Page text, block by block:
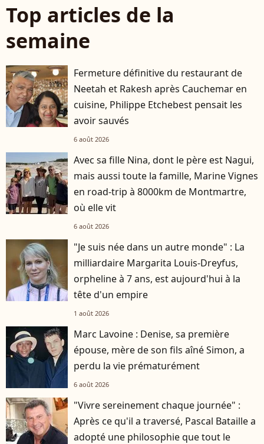
Top articles de la
semaine
Fermeture définitive du restaurant de
Neetah et Rakesh après Cauchemar en
cuisine, Philippe Etchebest pensait les
avoir sauvés
6 août 2026
Avec sa fille Nina, dont le père est Nagui,
mais aussi toute la famille, Marine Vignes
en road-trip à 8000km de Montmartre,
où elle vit
6 août 2026
"Je suis née dans un autre monde" : La
milliardaire Margarita Louis-Dreyfus,
orpheline à 7 ans, est aujourd'hui à la
tête d'un empire
1 août 2026
Marc Lavoine : Denise, sa première
épouse, mère de son fils aîné Simon, a
perdu la vie prématurément
6 août 2026
"Vivre sereinement chaque journée" :
Après ce qu'il a traversé, Pascal Bataille a
adopté une philosophie que tout le